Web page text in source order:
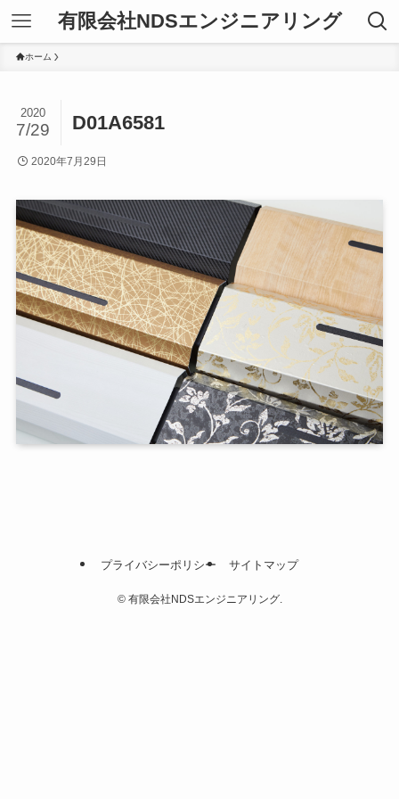
有限会社NDSエンジニアリング
ホーム
D01A6581
2020
7/29
2020年7月29日
プライバシーポリシー サイトマップ
©有限会社NDSエンジニアリング.